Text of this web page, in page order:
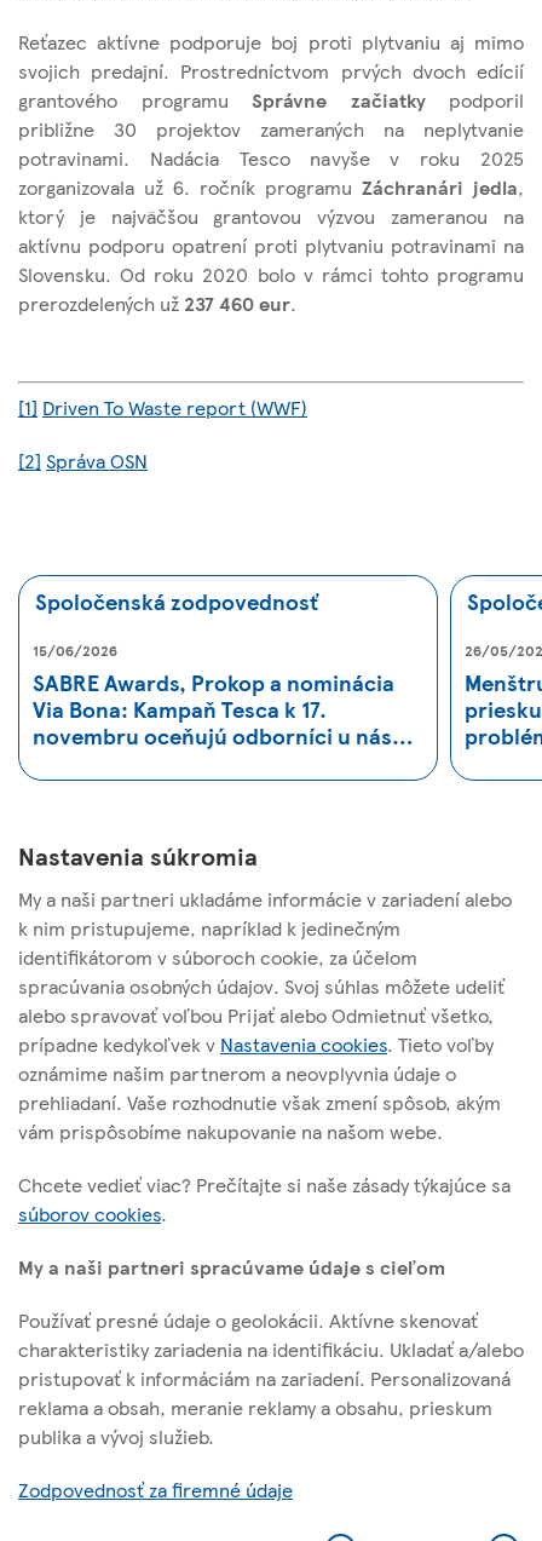
Reťazec aktívne podporuje boj proti plytvaniu aj mimo
svojich predajní. Prostredníctvom prvých dvoch edícií
grantového programu Správne začiatkypodporil
približne 30 projektov zameraných na neplytvanie
potravinami. Nadácia Tesco navyše v roku 2025
zorganizovala už 6. ročník programu Záchranári jedla,
ktorý je najväčšou grantovou výzvou zameranou na
aktívnu podporu opatrení proti plytvaniu potravinami na
Slovensku. Od roku 2020 bolo v rámci tohto programu
prerozdelených už 237 460 eur.
[1] Driven To Waste report (WWF)
[2] Správa OSN
Spoločenská zodpovednosť
15/06/2026
SABRE Awards, Prokop a nominácia
Via Bona: Kampaň Tesca k 17.
novembru oceňujú odborníci u nás aj
26/05/
TESCO STORES SR, a. s.
Cesta na Senec 2
821 04 Bratislava
Užitočné linky
Sledujte nás
n
f
c
y
o
u
Identifikačné číslo: 31321828
Nastavenia súkromia
My a naši partneri ukladáme informácie v zariadení alebo
k nim pristupujeme, napríklad k jedinečným
identifikátorom v súboroch cookie, za účelom
spracúvania osobných údajov. Svoj súhlas môžete udeliť
alebo spravovať voľbou Prijať alebo Odmietnuť všetko,
prípadne kedykoľvek v Nastavenia cookies. Tieto voľby
oznámime našim partnerom a neovplyvnia údaje o
prehliadaní. Vaše rozhodnutie však zmení spôsob, akým
vám prispôsobíme nakupovanie na našom webe.
Chcete vedieť viac? Prečítajte si naše zásady týkajúce sa
súborov cookies.
My a naši partneri spracúvame údaje s cieľom
Používať presné údaje o geolokácii. Aktívne skenovať
charakteristiky zariadenia na identifikáciu. Ukladať a/alebo
pristupovať k informáciám na zariadení. Personalizovaná
reklama a obsah, meranie reklamy a obsahu, prieskum
publika a vývoj služieb.
Zodpovednosť za firemné údaje